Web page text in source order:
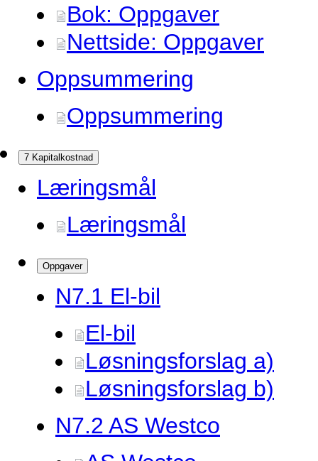
Bok: Oppgaver
Nettside: Oppgaver
Oppsummering
Oppsummering
7 Kapitalkostnad
Læringsmål
Læringsmål
Oppgaver
N7.1 El-bil
El-bil
Løsningsforslag a)
Løsningsforslag b)
N7.2 AS Westco